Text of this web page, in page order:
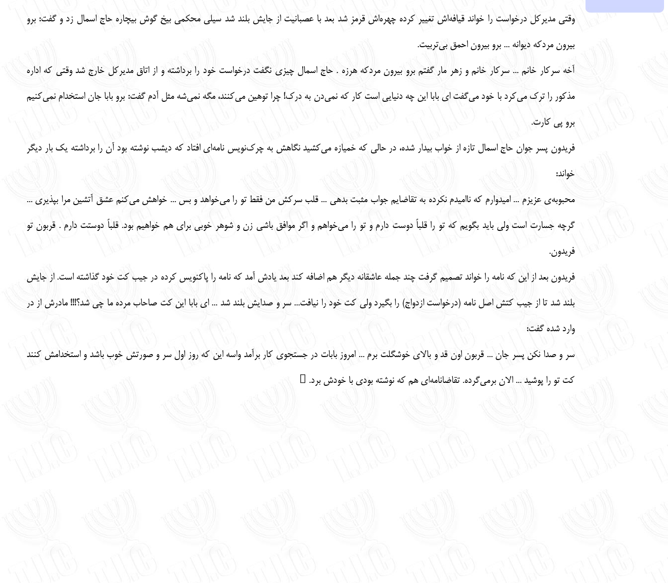
وقتی مدیرکل درخواست را خواند قیافه‌اش تغییر کرده چهره‌اش قرمز شد بعد با عصبانیت از جایش بلند شد سیلی محکمی بیخ گوش بیچاره حاج اسمال زد و گفت: برو
بیرون مردکه دیوانه ... برو بیرون احمق بی‌تربیت.
آخه سرکار خانم ... سرکار خانم و زهر مار گفتم برو بیرون مردکه هرزه . حاج اسمال چیزی نگفت درخواست خود را برداشته و از اتاق مدیرکل خارج شد وقتی که اداره
مذکور را ترک می‌کرد با خود می‌گفت ای بابا این چه دنیایی است کار که نمی‌دن به درک! چرا توهین می‌کنند، مگه نمی‌شه مثل آدم گفت: برو بابا جان استخدام نمی‌کنیم
برو پی کارت.
فریدون پسر جوان حاج اسمال تازه از خواب بیدار شده، در حالی که خمیازه می‌کشید نگاهش به چرک‌نویس نامه‌ای افتاد که دیشب نوشته بود آن را برداشته یک بار دیگر
خواند:
محبوبه‌ی عزیزم ... امیدوارم که ناامیدم نکرده به تقاضایم جواب مثبت بدهی ... قلب سرکش من فقط تو را می‌خواهد و بس ... خواهش می‌کنم عشق آتشین مرا بپذیری ...
گرچه جسارت است ولی باید بگویم که تو را قلباً دوست دارم و تو را می‌خواهم و اگر موافق باشی زن و شوهر خوبی برای هم خواهیم بود. قلباً دوستت دارم . قربون تو
فریدون.
فریدون بعد از این که نامه را خواند تصمیم گرفت چند جمله عاشقانه دیگر هم اضافه کند بعد یادش آمد که نامه را پاکنویس کرده در جیب کت خود گذاشته است. از جایش
بلند شد تا از جیب کتش اصل نامه (درخواست ازدواج) را بگیرد ولی کت خود را نیافت... سر و صدایش بلند شد ... ای بابا این کت‌ صاحاب مرده ما چی شد؟!!! مادرش از در
وارد شده گفت:
سر و صدا نکن پسر جان ... قربون اون قد و بالای خوشگلت برم ... امروز بابات در جستجوی کار برآمد واسه این که روز اول سر و صورتش خوب باشد و استخدامش کنند
کت تو را پوشید ... الان برمی‌گرده. تقاضانامه‌ای هم که نوشته بودی با خودش برد. 